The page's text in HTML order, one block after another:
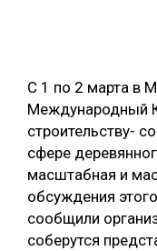
ЦИФРОВАЯ СРЕДА
БИОЭНЕРГЕТИКА
ЛОГИСТИКА
ПРОИЗВОДСТВО
РУБРИКИ
ТЕМАТИЧЕСКИЕ
ПОДБОРКИ СТАТЕЙ
С 1 по 2 марта в
Международный
строительству-
сфере
масштабная и
обсуждения
сообщили
соберутся